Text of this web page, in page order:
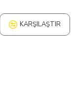
KARŞILAŞTIR